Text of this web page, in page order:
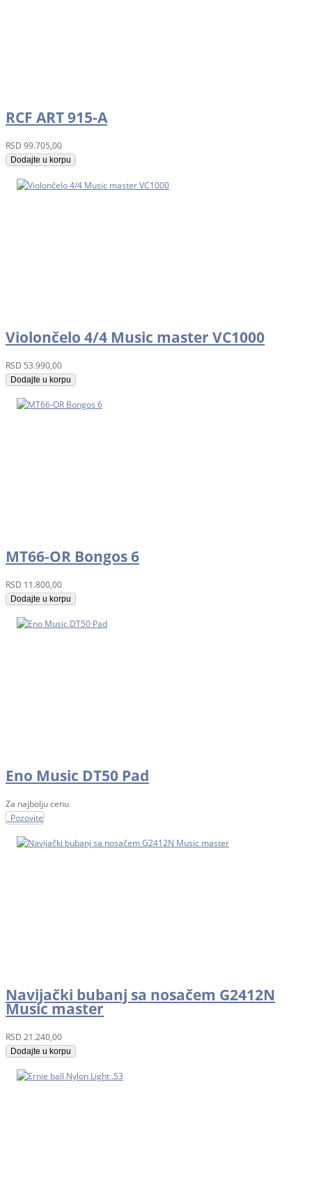
RCF ART 915-A
RSD 99.705,00
Dodajte u korpu
Violončelo 4/4 Music master VC1000
RSD 53.990,00
Dodajte u korpu
MT66-OR Bongos 6
RSD 11.800,00
Dodajte u korpu
Eno Music DT50 Pad
Za najbolju cenu
Pozovite
Navijački bubanj sa nosačem G2412N
Music master
RSD 21.240,00
Dodajte u korpu